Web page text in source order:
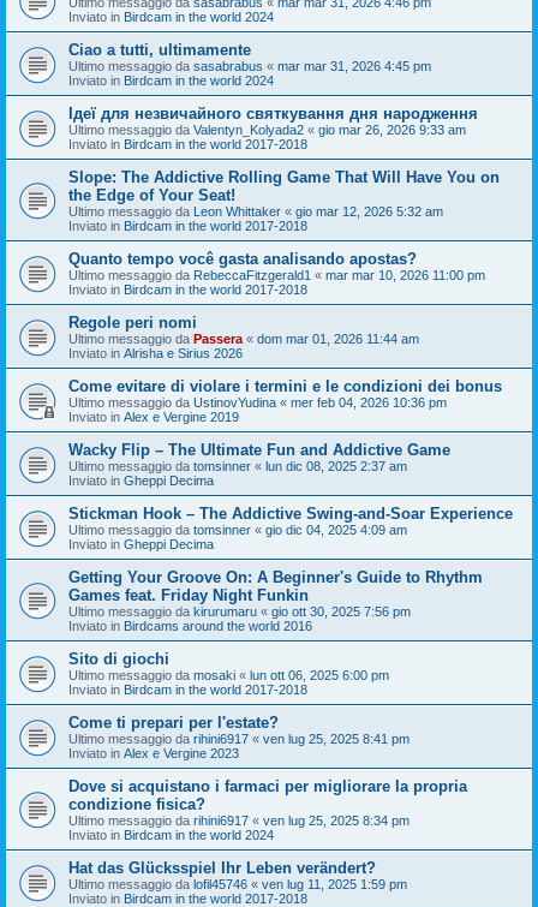
Inviato in Birdcam in the world 2024
Ciao a tutti, ultimamente
Ultimo messaggio da sasabrabus « mar mar 31, 2026 4:45 pm
Inviato in Birdcam in the world 2024
Ідеї для незвичайного святкування дня народження
Ultimo messaggio da Valentyn_Kolyada2 « gio mar 26, 2026 9:33 am
Inviato in Birdcam in the world 2017-2018
Slope: The Addictive Rolling Game That Will Have You on
the Edge of Your Seat!
Ultimo messaggio da Leon Whittaker « gio mar 12, 2026 5:32 am
Inviato in Birdcam in the world 2017-2018
Quanto tempo você gasta analisando apostas?
Ultimo messaggio da RebeccaFitzgerald1 « mar mar 10, 2026 11:00 pm
Inviato in Birdcam in the world 2017-2018
Regole peri nomi
Ultimo messaggio da Passera « dom mar 01, 2026 11:44 am
Inviato in Alrisha e Sirius 2026
Come evitare di violare i termini e le condizioni dei bonus
Ultimo messaggio da UstinovYudina « mer feb 04, 2026 10:36 pm
Inviato in Alex e Vergine 2019
Wacky Flip – The Ultimate Fun and Addictive Game
Ultimo messaggio da tomsinner « lun dic 08, 2025 2:37 am
Inviato in Gheppi Decima
Stickman Hook – The Addictive Swing-and-Soar Experience
Ultimo messaggio da tomsinner « gio dic 04, 2025 4:09 am
Inviato in Gheppi Decima
Getting Your Groove On: A Beginner's Guide to Rhythm
Games feat. Friday Night Funkin
Ultimo messaggio da kirurumaru « gio ott 30, 2025 7:56 pm
Inviato in Birdcams around the world 2016
Sito di giochi
Ultimo messaggio da mosaki « lun ott 06, 2025 6:00 pm
Inviato in Birdcam in the world 2017-2018
Come ti prepari per l'estate?
Ultimo messaggio da rihini6917 « ven lug 25, 2025 8:41 pm
Inviato in Alex e Vergine 2023
Dove si acquistano i farmaci per migliorare la propria
condizione fisica?
Ultimo messaggio da rihini6917 « ven lug 25, 2025 8:34 pm
Inviato in Birdcam in the world 2024
Hat das Glücksspiel Ihr Leben verändert?
Ultimo messaggio da lofil45746 « ven lug 11, 2025 1:59 pm
Inviato in Birdcam in the world 2017-2018